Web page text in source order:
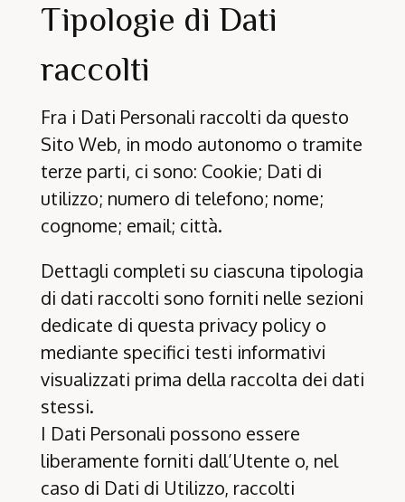
Tipologie di Dati
raccolti
Fra i Dati Personali raccolti da questo
Sito Web, in modo autonomo o tramite
terze parti, ci sono: Cookie; Dati di
utilizzo; numero di telefono; nome;
cognome; email; città.
Dettagli completi su ciascuna tipologia
di dati raccolti sono forniti nelle sezioni
dedicate di questa privacy policy o
mediante specifici testi informativi
visualizzati prima della raccolta dei dati
stessi.
I Dati Personali possono essere
liberamente forniti dall’Utente o, nel
caso di Dati di Utilizzo, raccolti